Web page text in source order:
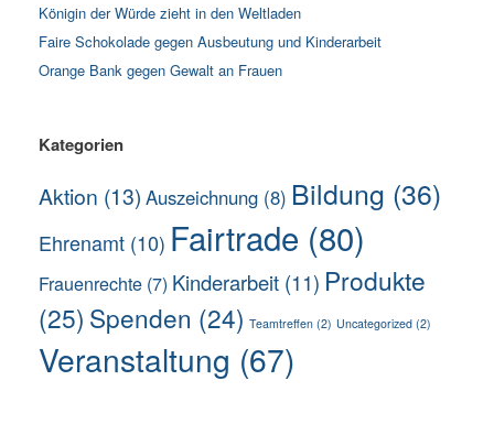
Königin der Würde zieht in den Weltladen
Faire Schokolade gegen Ausbeutung und Kinderarbeit
Orange Bank gegen Gewalt an Frauen
Kategorien
Aktion (13) Auszeichnung (8) Bildung (36)
Ehrenamt (10) Fairtrade (80)
Frauenrechte (7) Kinderarbeit (11) Produkte
(25) Spenden (24) Teamtreffen (2) Uncategorized (2)
Veranstaltung (67)